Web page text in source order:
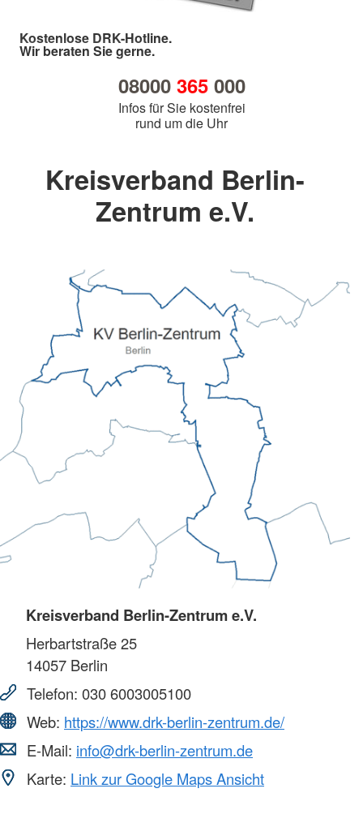
Kostenlose DRK-Hotline.
Wir beraten Sie gerne.
08000 365000
Infos für Sie kostenfrei
rund um die Uhr
Kreisverband Berlin-
Zentrum e.V.
Kreisverband Berlin-Zentrum e.V.
Herbartstraße 25
14057 Berlin
Telefon: 030 6003005100
Web: https://www.drk-berlin-zentrum.de/
E-Mail: info@drk-berlin-zentrum.de
Karte: Link zur Google Maps Ansicht